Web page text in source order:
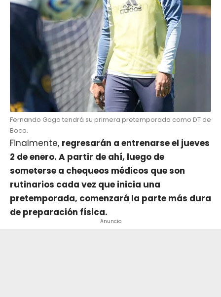
Fernando Gago tendrá su primera pretemporada como DT de
Boca.
Finalmente, regresarán a entrenarse el jueves
2 de enero. A partir de ahí, luego de
someterse a chequeos médicos que son
rutinarios cada vez que inicia una
pretemporada, comenzará la parte más dura
de preparación física.
Anuncio